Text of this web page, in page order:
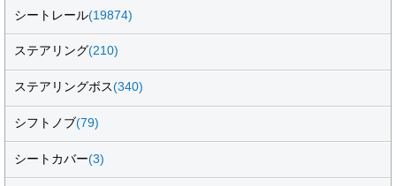
シートレール(19874)
ステアリング(210)
ステアリングボス(340)
シフトノブ(79)
シートカバー(3)